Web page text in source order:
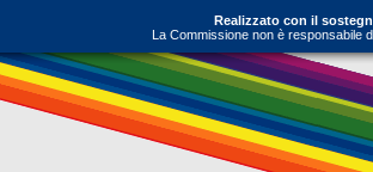
Realizzato con il
La Commissione non è responsabile